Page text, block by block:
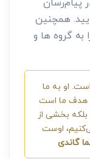
همچنین
به گروه ها و
او به ما
هدف ما است
بلکه بخشی از
اوست
گاندی